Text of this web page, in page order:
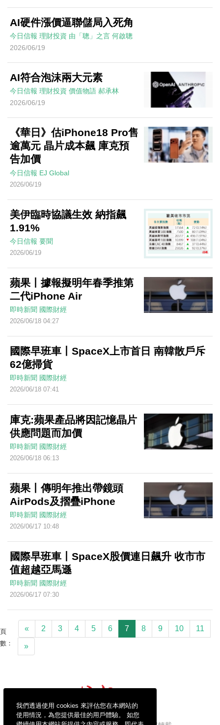
我們透過使用 cookies 來評估您在本網站的
使用情況，為您提供最佳的用戶體驗。 如您
AI硬件漲價逼聯儲局入死角
今日信報 理財投資 由「聰」之言 何啟聰
2026/06/19
AI符合泡沫兩大元素
今日信報 理財投資 價值物語 郝承林
2026/06/19
《華日》估iPhone18 Pro售
逾萬元 晶片成本飆 庫克預
告加價
今日信報 EJ Global
2026/06/19
美伊臨時協議生效 納指飆
1.91%
今日信報 要聞
2026/06/19
蘋果丨據報擬明年春季推第
二代iPhone Air
即時新聞 國際財經
2026/06/18 04:27
國際早班車丨SpaceX上市首日 南韓散戶斥
62億掃貨
即時新聞 國際財經
2026/06/18 07:41
庫克:蘋果產品將因記憶晶片
供應問題而加價
即時新聞 國際財經
2026/06/18 06:13
蘋果丨傳明年推出帶鏡頭
AirPods及摺疊iPhone
即時新聞 國際財經
2026/06/17 10:48
國際早班車丨SpaceX股價連日飆升 收市市
值超越亞馬遜
即時新聞 國際財經
2026/06/17 07:30
頁
數：
« 2 3 4 5 6 7 8 9 10 11
»